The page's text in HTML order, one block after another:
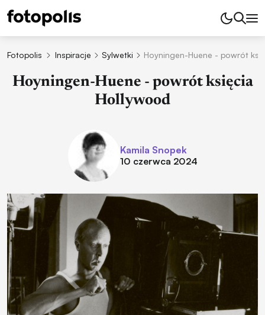
Fotopolis Inspiracje Sylwetki Hoyningen-Huene - powrót
Hoyningen-Huene - powrót księcia
Hollywood
Kamila Snopek
10 czerwca 2024